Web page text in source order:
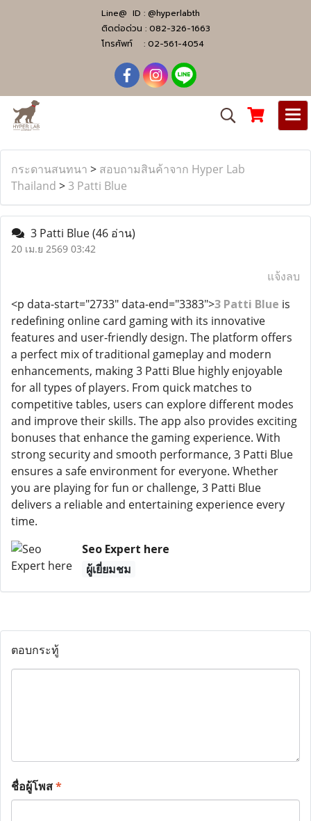
Line@ ID : @hyperlabth
ติดต่อด่วน : 082-326-1663
โทรศัพท์ : 02-561-4054
กระดานสนทนา > สอบถามสินค้าจาก Hyper Lab
Thailand > 3 Patti Blue
3 Patti Blue(46 อ่าน)
20 เม.ย 2569 03:42
แจ้งลบ
<p data-start="2733" data-end="3383">3 Patti Blue is
redefining online card gaming with its innovative
features and user-friendly design. The platform offers
a perfect mix of traditional gameplay and modern
enhancements, making 3 Patti Blue highly enjoyable
for all types of players. From quick matches to
competitive tables, users can explore different modes
and improve their skills. The app also provides exciting
bonuses that enhance the gaming experience. With
strong security and smooth performance, 3 Patti Blue
ensures a safe environment for everyone. Whether
you are playing for fun or challenge, 3 Patti Blue
delivers a reliable and entertaining experience every
time.
Seo Expert here
ผู้เยี่ยมชม
ตอบกระทู้
ชื่อผู้โพส*